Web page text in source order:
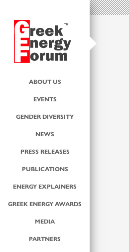
ABOUT US
EVENTS
GENDER DIVERSITY
NEWS
PRESS RELEASES
PUBLICATIONS
ENERGY EXPLAINERS
GREEK ENERGY AWARDS
MEDIA
PARTNERS